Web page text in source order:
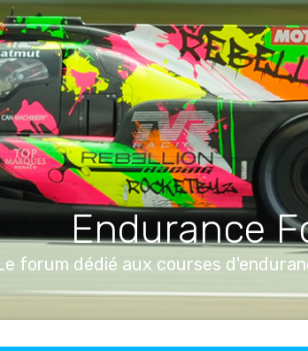
Endurance
forum dédié aux courses